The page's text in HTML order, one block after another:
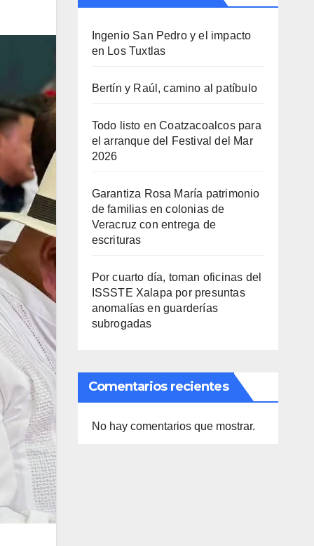
Ingenio San Pedro y el impacto
en Los Tuxtlas
Bertín y Raúl, camino al patíbulo
Todo listo en Coatzacoalcos para
el arranque del Festival del Mar
2026
Garantiza Rosa María patrimonio
de familias en colonias de
Veracruz con entrega de
escrituras
Por cuarto día, toman oficinas del
ISSSTE Xalapa por presuntas
anomalías en guarderías
subrogadas
Comentarios recientes
No hay comentarios que mostrar.